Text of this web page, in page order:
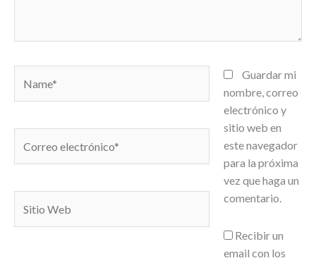
electrónico*
Web
Guardar mi
nombre, correo
electrónico y
sitio web en
este navegador
para la próxima
vez que haga un
comentario.
Recibir un
email con los